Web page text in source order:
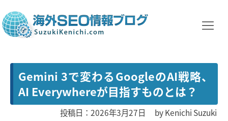
Gemini 3で変わるGoogleのAI戦略、
AI Everywhereが目指すものとは？
投稿日：2026年3月27日 byKenichi Suzuki